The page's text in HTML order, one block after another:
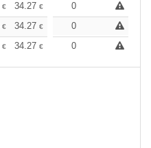
€ 34.27 € 32.56 €
0
€ 34.27 € 32.56 €
0
€ 34.27 € 32.56 €
0